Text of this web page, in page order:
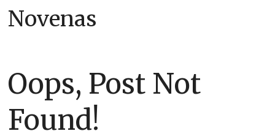
Onde Estamos
Recursos
Novenas
Oops, Post Not
Found!